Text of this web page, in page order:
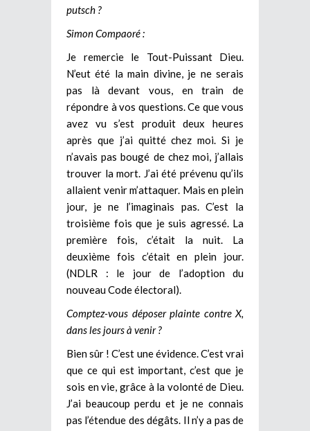
putsch ?
Simon Compaoré :
Je remercie le Tout-Puissant Dieu.
N’eut été la main divine, je ne serais
pas là devant vous, en train de
répondre à vos questions. Ce que vous
avez vu s’est produit deux heures
après que j’ai quitté chez moi. Si je
n’avais pas bougé de chez moi, j’allais
trouver la mort. J’ai été prévenu qu’ils
allaient venir m’attaquer. Mais en plein
jour, je ne l’imaginais pas. C’est la
troisième fois que je suis agressé. La
première fois, c’était la nuit. La
deuxième fois c’était en plein jour.
(NDLR : le jour de l’adoption du
nouveau Code électoral).
Comptez-vous déposer plainte contre X,
dans les jours à venir ?
Bien sûr ! C’est une évidence. C’est vrai
que ce qui est important, c’est que je
sois en vie, grâce à la volonté de Dieu.
J’ai beaucoup perdu et je ne connais
pas l’étendue des dégâts. Il n’y a pas de